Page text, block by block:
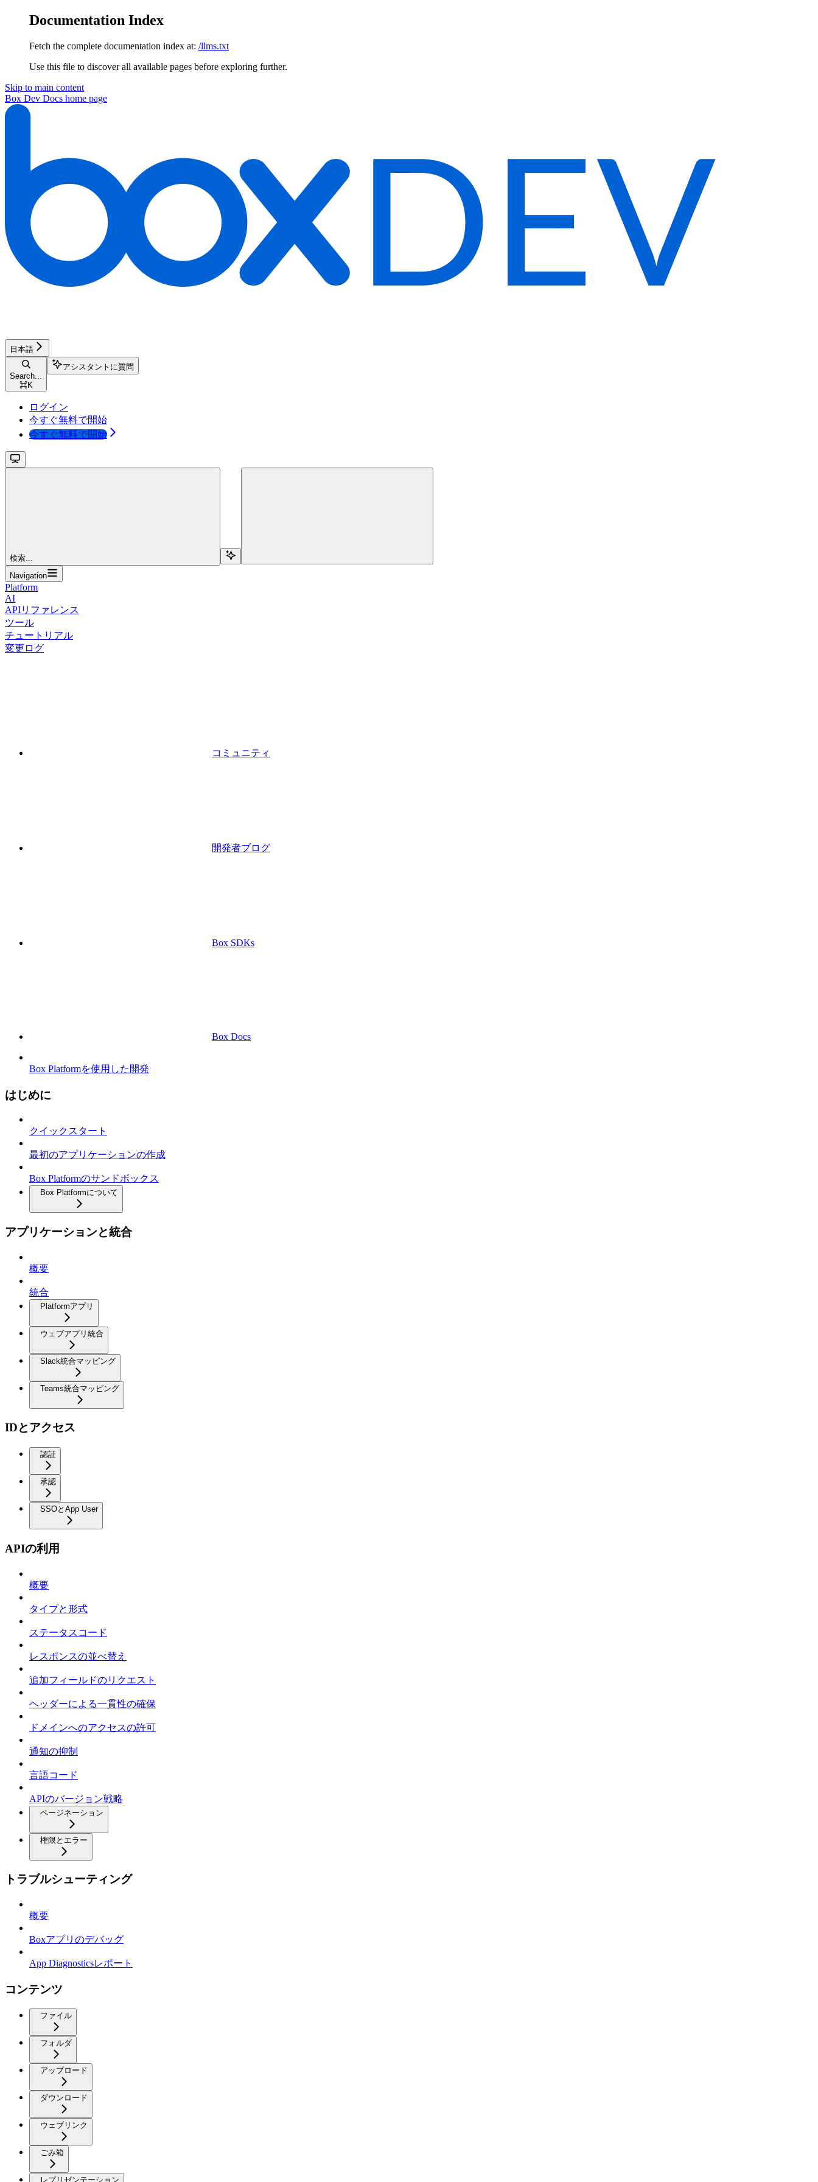
Documentation Index
Fetch the complete documentation index at: /llms.txt
Use this file to discover all available pages before exploring further.
Skip to main content
Box Dev Docs home page
日本語
Search...
⌘K
アシスタントに質問
ログイン
今すぐ無料で開始
今すぐ無料で開始
検索...
Navigation
Platform
AI
APIリファレンス
ツール
チュートリアル
変更ログ
コミュニティ
開発者ブログ
Box SDKs
Box Docs
Box Platformを使用した開発
はじめに
クイックスタート
最初のアプリケーションの作成
Box Platformのサンドボックス
Box Platformについて
アプリケーションと統合
概要
統合
Platformアプリ
ウェブアプリ統合
Slack統合マッピング
Teams統合マッピング
IDとアクセス
認証
承認
SSOとApp User
APIの利用
概要
タイプと形式
ステータスコード
レスポンスの並べ替え
追加フィールドのリクエスト
ヘッダーによる一貫性の確保
ドメインへのアクセスの許可
通知の抑制
言語コード
APIのバージョン戦略
ページネーション
権限とエラー
トラブルシューティング
概要
Boxアプリのデバッグ
App Diagnosticsレポート
コンテンツ
ファイル
フォルダ
アップロード
ダウンロード
ウェブリンク
ごみ箱
レプリゼンテーション